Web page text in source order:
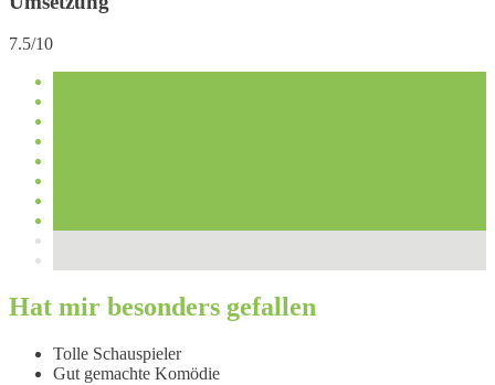
7.5/10
Hat mir besonders gefallen
Tolle Schauspieler
Gut gemachte Komödie